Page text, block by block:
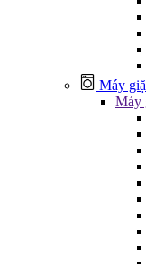
Máy
Máy